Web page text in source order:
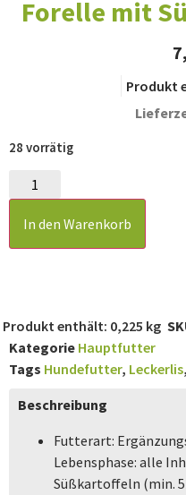
Forelle mit
Produkt
28 vorrätig
In den Warenkorb
Produkt enthält: 0,225 kg
Kategorie Hauptfutter
Tags Hundefutter, Leckerlis,
Beschreibung
Futterart:
Lebensphase: alle
Süßkartoffeln (min.